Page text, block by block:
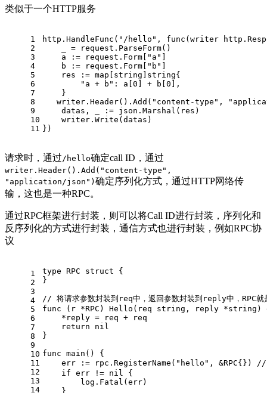
类似于一个HTTP服务
1
2
3
4
5
6
7
8
9
10
11
http.HandleFunc( "/hello" , func (writer
    _ = request.ParseForm()
    a := request.Form[
"a"
    b := request.Form[
"b"
    res :=
map string string{
"a + b" : a[ 0 ] + b[ 0 ],
    }
   writer.Header().Add(
"content-type" ,
    datas, _ := json.Marshal(res)
    writer.Write(datas)
})
请求时，通过/hello确定call ID，通过
writer.Header().Add("content-type",
"application/json") 确定序列化方式，通过HTTP网络传
输，这也是一种RPC。
通过RPC框架进行封装，则可以将Call ID进行封装，序列化和
反序列化的方式进行封装，通信方式也进行封装，例如RPC协
议
1
2
3
4
5
6
7
8
9
10
11
12
13
14
type RPC struct {
}
// 将请求参数封装到req中，返回参数封装到reply中，RPC
func
(r *RPC) Hello(req string , reply *string )
    *reply = req + req
return
nil
}
func main ()
{
    err := rpc.RegisterName(
"hello" , &RPC{}) //
if err != nil {
        log.Fatal(err)
    }